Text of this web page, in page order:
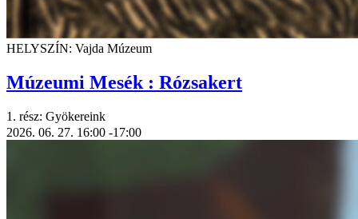
HELYSZÍN: Vajda Múzeum
Múzeumi Mesék : Rózsakert
1. rész: Gyökereink
2026. 06. 27. 16:00 -17:00